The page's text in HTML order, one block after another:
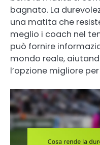
bagnato. La
una matita che
meglio i coach nel
può fornire
mondo reale,
l’opzione migliore